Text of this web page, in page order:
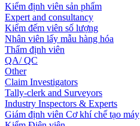
Kiểm định viên sản phẩm
Expert and consultancy
Kiểm đếm viên số lượng
Nhân viên lấy mẫu hàng hóa
Thẩm định viên
QA/ QC
Other
Claim Investigators
Tally-clerk and Surveyors
Industry Inspectors & Experts
Giám định viên Cơ khí chế tạo máy